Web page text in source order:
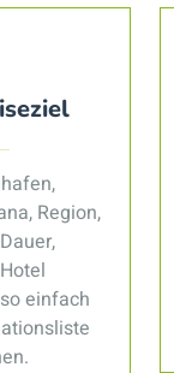
Region,
einfach